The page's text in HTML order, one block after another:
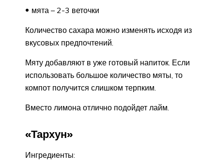
мята – 2-3 веточки
Количество сахара можно изменять исходя из
вкусовых предпочтений.
Мяту добавляют в уже готовый напиток. Если
использовать большое количество мяты, то
компот получится слишком терпким.
Вместо лимона отлично подойдет лайм.
«Тархун»
Ингредиенты: